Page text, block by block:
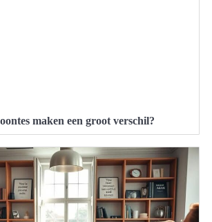
maken een groot verschil?